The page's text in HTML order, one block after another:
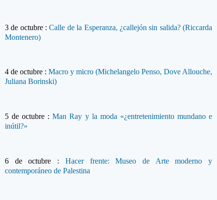
3de octubre:Calle de la Esperanza, ¿callejón sin salida? (Riccarda
Montenero)
4 de octubre : Macro y micro (Michelangelo Penso, Dove Allouche,
Juliana Borinski)
5de octubre : Man Ray y la moda «¿entretenimiento mundano e
inútil?»
6 de octubre : Hacer frente: Museo de Arte moderno y
contemporáneo de Palestina